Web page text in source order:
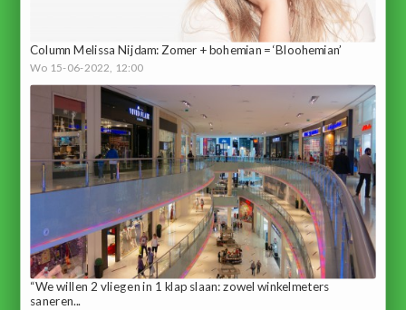
Column Melissa Nijdam: Zomer + bohemian = ‘Bloohemian’
Wo 15-06-2022, 12:00
“We willen 2 vliegen in 1 klap slaan: zowel winkelmeters
saneren...